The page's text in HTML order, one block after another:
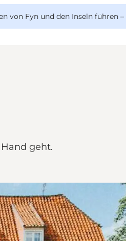
von Fyn und den Inseln führen –
geht.